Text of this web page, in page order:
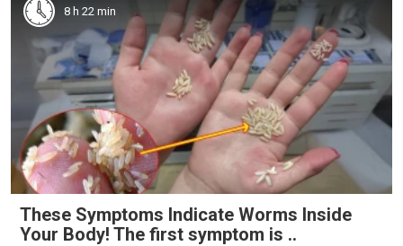
8 h 22 min
These Symptoms Indicate Worms Inside
Your Body! The first symptom is ..